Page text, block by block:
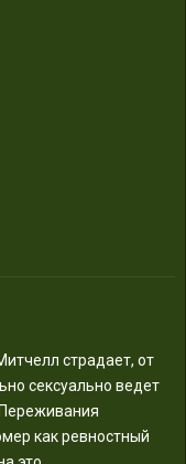
страдает, от
сексуально ведет
как ревностный